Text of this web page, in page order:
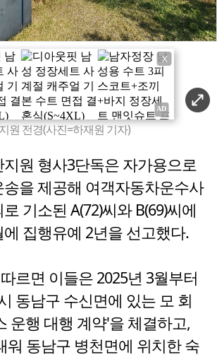
X
원 전경(사진=하재원 기자)
원 형사3단독은 자가용으로
을 제공해 여객자동차운수사
기소된 A(72)씨와 B(69)씨에
집행유예 2년을 선고했다.
르면 이들은 2025년 3월부터
동남구 수신면에 있는 모 회
운행 대행 계약'을 체결하고,
워 동남구 병천면에 위치한 숙